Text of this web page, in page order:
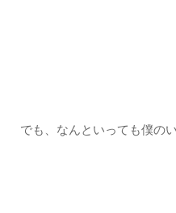
でも、なんといっても僕の